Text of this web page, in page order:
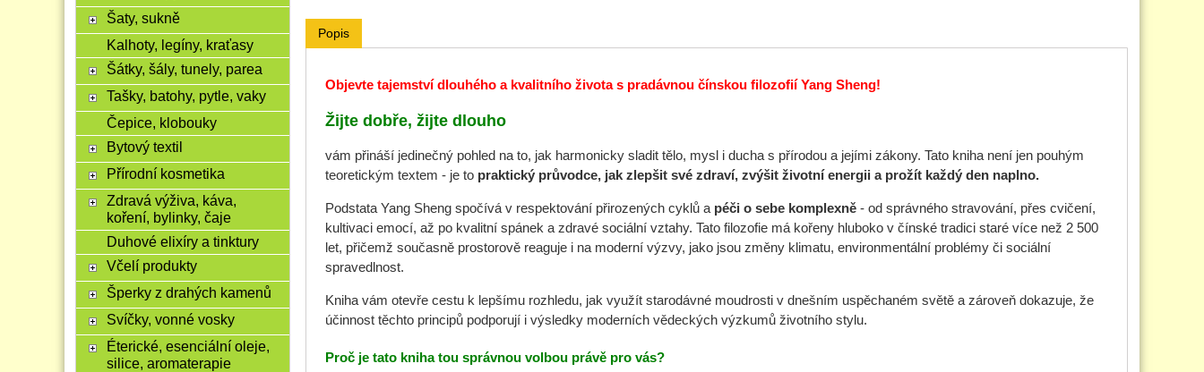
Popis
Objevte tajemství dlouhého a kvalitního života s pradávnou čínskou filozofií Yang Sheng!
Žijte dobře, žijte dlouho
vám přináší jedinečný pohled na to, jak harmonicky sladit tělo, mysl i ducha s přírodou a jejími zákony. Tato kniha není jen pouhým
teoretickým textem - je to praktický průvodce, jak zlepšit své zdraví, zvýšit životní energii a prožít každý den naplno.
Podstata Yang Sheng spočívá v respektování přirozených cyklů a péči o sebe komplexně- od správného stravování, přes cvičení,
kultivaci emocí, až po kvalitní spánek a zdravé sociální vztahy. Tato filozofie má kořeny hluboko v čínské tradici staré více než 2 500
let, přičemž současně prostorově reaguje i na moderní výzvy, jako jsou změny klimatu, environmentální problémy či sociální
spravedlnost.
Kniha vám otevře cestu k lepšímu rozhledu, jak využít starodávné moudrosti v dnešním uspěchaném světě a zároveň dokazuje, že
účinnost těchto principů podporují i výsledky moderních vědeckých výzkumů životního stylu.
Proč je tato kniha tou správnou volbou právě pro vás?
Šaty, sukně
Kalhoty, legíny, kraťasy
Šátky, šály, tunely, parea
Tašky, batohy, pytle, vaky
Čepice, klobouky
Bytový textil
Přírodní kosmetika
Zdravá výživa, káva,
koření, bylinky, čaje
Duhové elixíry a tinktury
Včelí produkty
Šperky z drahých kamenů
Svíčky, vonné vosky
Éterické, esenciální oleje,
silice, aromaterapie